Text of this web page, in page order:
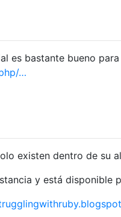
es bastante bueno
…
existen dentro de su
y está disponible